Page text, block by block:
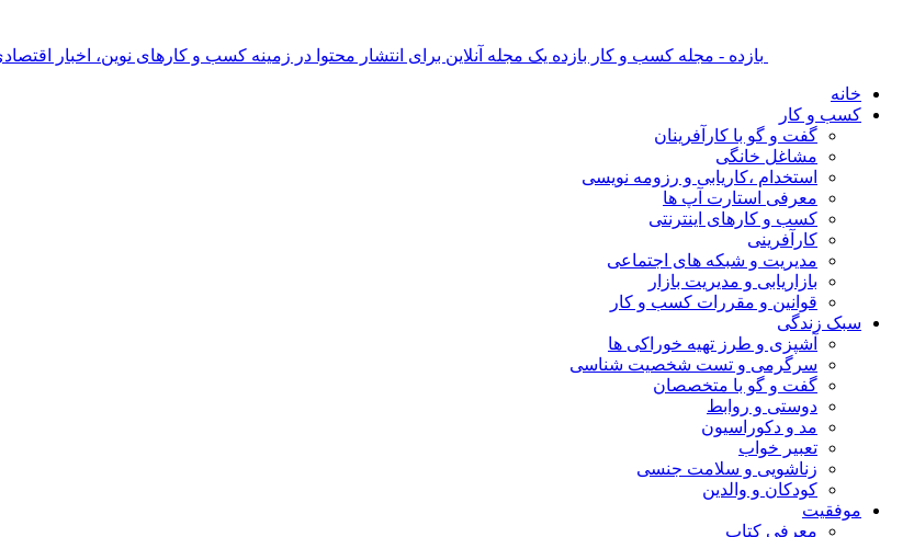
بازده - مجله کسب و کار بازده یک مجله آنلاین برای انتشار محتوا در زمینه کسب و کارهای نوین، اخبار
خانه
کسب و کار
گفت و گو با کارآفرینان
مشاغل خانگی
استخدام ،کاریابی و رزومه نویسی
معرفی استارت آپ ها
کسب و کارهای اینترنتی
کارآفرینی
مدیریت و شبکه های اجتماعی
بازاریابی و مدیریت بازار
قوانین و مقررات کسب و کار
سبک زندگی
آشپزی و طرز تهیه خوراکی ها
سرگرمی و تست شخصیت شناسی
گفت و گو با متخصصان
دوستی و روابط
مد و دکوراسیون
تعبیر خواب
زناشویی و سلامت جنسی
کودکان و والدین
موفقیت
معرفی کتاب